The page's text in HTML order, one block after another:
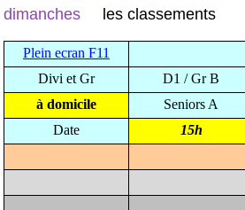
dimanches
les classements
Plein ecran F11
Divi et Gr
D1 / Gr B
à domicile
Seniors A
Date
15h